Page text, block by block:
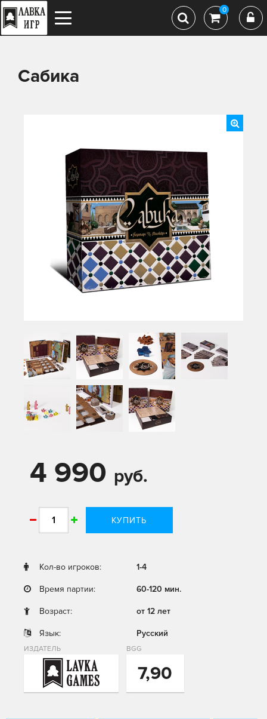
0
Сабика
4 990 руб.
КУПИТЬ
Кол-во игроков: 1-4
Время партии: 60-120 мин.
Возраст: от 12 лет
Язык: Русский
ИЗДАТЕЛЬ BGG
7,90